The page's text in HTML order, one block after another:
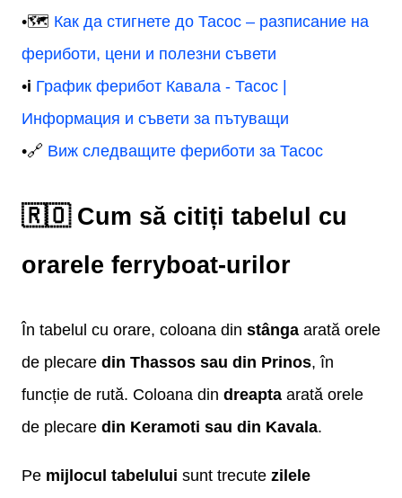
•🗺️ Как да стигнете до Тасос – разписание на
фериботи, цени и полезни съвети
•ℹ️ График ферибот Кавала - Тасос |
Информация и съвети за пътуващи
•🔗 Виж следващите фериботи за Тасос
🇷🇴 Cum să citiți tabelul cu
orarele ferryboat-urilor
În tabelul cu orare, coloana din stânga arată orele
de plecare din Thassos sau din Prinos, în
funcție de rută. Coloana din dreapta arată orele
de plecare din Keramoti sau din Kavala.
Pe mijlocul tabelului sunt trecute zilele